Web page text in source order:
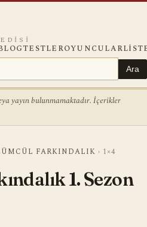
TESTLEROYUNCULAR
Ara
yayın bulunmamaktadır. İçerikler
FARKINDALIK › 1×4
1. Sezon